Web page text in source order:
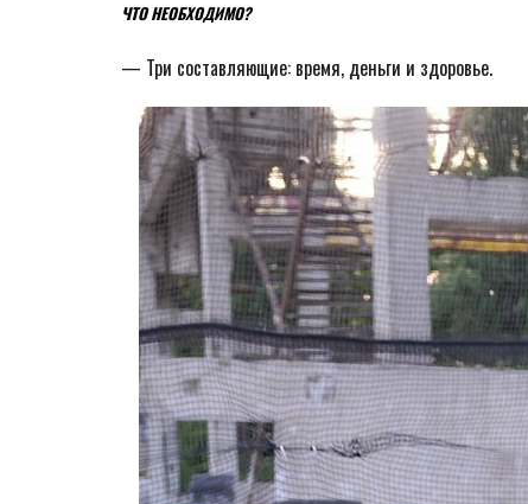
ЧТО НЕОБХОДИМО?
— Три составляющие: время, деньги и здоровье.